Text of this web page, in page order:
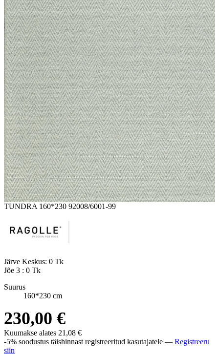
TUNDRA 160*230 92008/6001-99
Järve Keskus: 0 Tk
Jõe 3 : 0 Tk
Suurus
160*230 cm
230,00 €
Kuumakse alates 21,08 €
-5% soodustus täishinnast registreeritud kasutajatele — Registreeru
siin